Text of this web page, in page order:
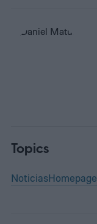
Topics
NoticiasHomepage